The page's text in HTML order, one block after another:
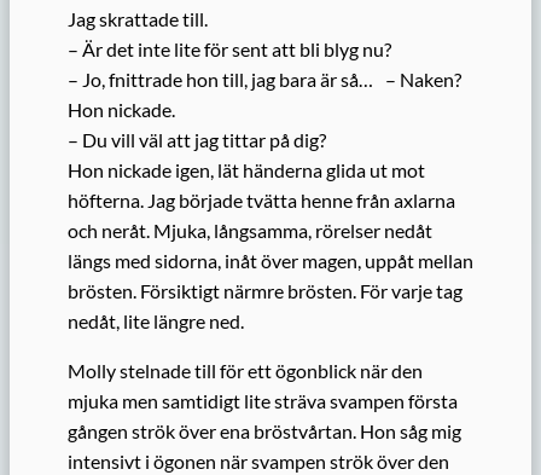
Jag skrattade till.
– Är det inte lite för sent att bli blyg nu?
– Jo, fnittrade hon till, jag bara är så… – Naken?
Hon nickade.
– Du vill väl att jag tittar på dig?
Hon nickade igen, lät händerna glida ut mot
höfterna. Jag började tvätta henne från axlarna
och neråt. Mjuka, långsamma, rörelser nedåt
längs med sidorna, inåt över magen, uppåt mellan
brösten. Försiktigt närmre brösten. För varje tag
nedåt, lite längre ned.
Molly stelnade till för ett ögonblick när den
mjuka men samtidigt lite sträva svampen första
gången strök över ena bröstvårtan. Hon såg mig
intensivt i ögonen när svampen strök över den